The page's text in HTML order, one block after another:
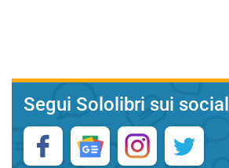
Segui Sololibri sui social